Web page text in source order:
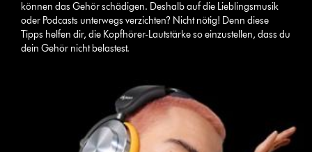
können das Gehör schädigen. Deshalb auf die Lieblingsmusik
oder Podcasts unterwegs verzichten? Nicht nötig! Denn diese
Tipps helfen dir, die Kopfhörer-Lautstärke so einzustellen, dass du
dein Gehör nicht belastest.